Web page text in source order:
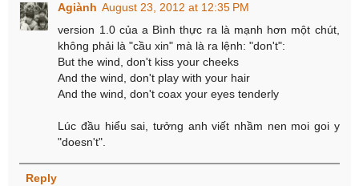
Agiành August 23, 2012 at 12:35 PM
version 1.0 của a Bình thực ra là mạnh hơn một chút,
không phải là "cầu xin" mà là ra lệnh: "don't":
But the wind, don't kiss your cheeks
And the wind, don't play with your hair
And the wind, don't coax your eyes tenderly
Lúc đầu hiểu sai, tưởng anh viết nhầm nen moi goi y
"doesn't".
Reply